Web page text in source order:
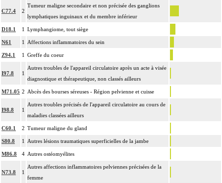
C77.4 2
Tumeur maligne secondaire et non précisée des ganglions
lymphatiques inguinaux et du membre inférieur
D18.1 1 Lymphangiome, tout siège
N61 1 Affections inflammatoires du sein
Z94.1 1 Greffe du coeur
I97.8 1
Autres troubles de l'appareil circulatoire après un acte à visée
diagnostique et thérapeutique, non classés ailleurs
M71.05 2 Abcès des bourses séreuses - Région pelvienne et cuisse
I98.8 1
Autres troubles précisés de l'appareil circulatoire au cours de
maladies classées ailleurs
C60.1 2 Tumeur maligne du gland
S80.8 1 Autres lésions traumatiques superficielles de la jambe
M86.8 4 Autres ostéomyélites
N73.8 1
Autres affections inflammatoires pelviennes précisées de la
femme